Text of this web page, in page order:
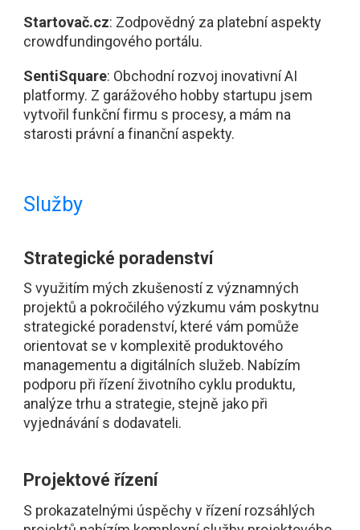
Startovač.cz: Zodpovědný za platební aspekty
crowdfundingového portálu.
SentiSquare: Obchodní rozvoj inovativní AI
platformy. Z garážového hobby startupu jsem
vytvořil funkční firmu s procesy, a mám na
starosti právní a finanční aspekty.
Služby
Strategické poradenství
S využitím mých zkušeností z významných
projektů a pokročilého výzkumu vám poskytnu
strategické poradenství, které vám pomůže
orientovat se v komplexitě produktového
managementu a digitálních služeb. Nabízím
podporu při řízení životního cyklu produktu,
analýze trhu a strategie, stejně jako při
vyjednávání s dodavateli.
Projektové řízení
S prokazatelnými úspěchy v řízení rozsáhlých